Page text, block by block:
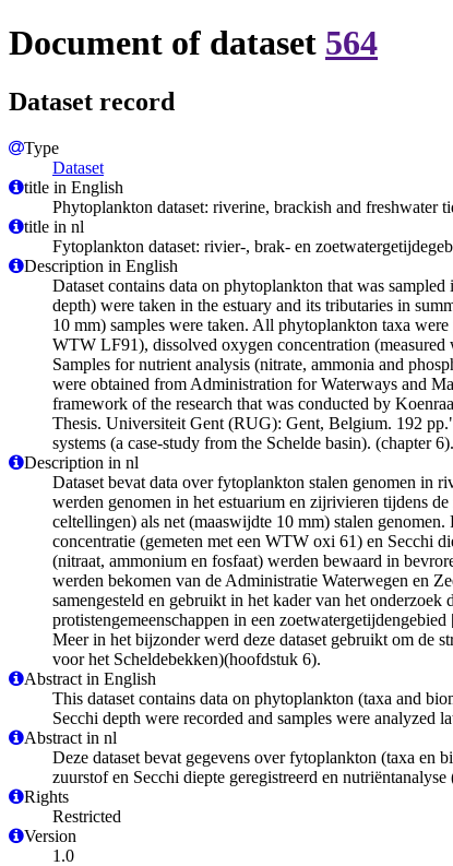
Document of dataset 564
Dataset record
Type
Dataset
title in English
Phytoplankton dataset: riverine, brackish and freshwater
title in nl
Fytoplankton dataset: rivier-, brak- en
Description in English
Dataset contains data on phytoplankton that was
depth) were taken in the estuary and its tributaries in
10 mm) samples were taken. All phytoplankton taxa
WTW LF91), dissolved oxygen concentration
Samples for nutrient analysis (nitrate, ammonia and
were obtained from Administration for Waterways and
framework of the research that was conducted by
Thesis. Universiteit Gent (RUG): Gent, Belgium. 192
systems (a case-study from the Schelde basin). (chapter 6).
Description in nl
Dataset bevat data over fytoplankton stalen genomen in
werden genomen in het estuarium en zijrivieren tijdens
celtellingen) als net (maaswijdte 10 mm) stalen
concentratie (gemeten met een WTW oxi 61) en Secchi
(nitraat, ammonium en fosfaat) werden bewaard in
werden bekomen van de Administratie Waterwegen en
samengesteld en gebruikt in het kader van het
protistengemeenschappen in een
Meer in het bijzonder werd deze dataset gebruikt om de
voor het Scheldebekken)(hoofdstuk 6).
Abstract in English
This dataset contains data on phytoplankton (taxa and
Secchi depth were recorded and samples were analyzed
Abstract in nl
Deze dataset bevat gegevens over fytoplankton (taxa en
zuurstof en Secchi diepte geregistreerd en
Rights
Restricted
Version
1.0